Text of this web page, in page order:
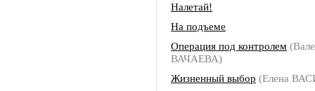
Налетай!
На подъеме
Операция под контролем
ВАЧАЕВА)
Жизненный выбор (Елена